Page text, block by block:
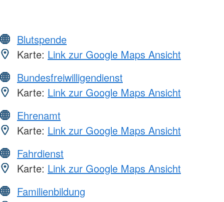
Blutspende
Karte: Link zur Google Maps Ansicht
Bundesfreiwilligendienst
Karte: Link zur Google Maps Ansicht
Ehrenamt
Karte: Link zur Google Maps Ansicht
Fahrdienst
Karte: Link zur Google Maps Ansicht
Familienbildung